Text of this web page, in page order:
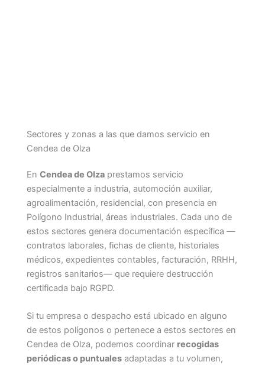
Sectores y zonas a las que damos servicio en
Cendea de Olza
En Cendea de Olza prestamos servicio
especialmente a industria, automoción auxiliar,
agroalimentación, residencial, con presencia en
Polígono Industrial, áreas industriales. Cada uno de
estos sectores genera documentación específica —
contratos laborales, fichas de cliente, historiales
médicos, expedientes contables, facturación, RRHH,
registros sanitarios— que requiere destrucción
certificada bajo RGPD.
Si tu empresa o despacho está ubicado en alguno
de estos polígonos o pertenece a estos sectores en
Cendea de Olza, podemos coordinar recogidas
periódicas o puntuales adaptadas a tu volumen,